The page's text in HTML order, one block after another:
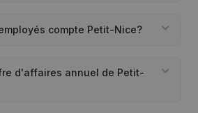
compte Petit-Nice?
d'affaires annuel de Petit-